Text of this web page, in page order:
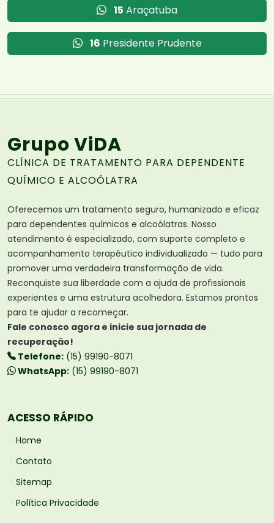
15 Araçatuba
16 Presidente Prudente
Grupo ViDA
CLÍNICA DE TRATAMENTO PARA DEPENDENTE
QUÍMICO E ALCOÓLATRA
Oferecemos um tratamento seguro, humanizado e eficaz
para dependentes químicos e alcoólatras. Nosso
atendimento é especializado, com suporte completo e
acompanhamento terapêutico individualizado — tudo para
promover uma verdadeira transformação de vida.
Reconquiste sua liberdade com a ajuda de profissionais
experientes e uma estrutura acolhedora. Estamos prontos
para te ajudar a recomeçar.
Fale conosco agora e inicie sua jornada de
recuperação!
Telefone: (15) 99190-8071
WhatsApp: (15) 99190-8071
ACESSO RÁPIDO
Home
Contato
Sitemap
Política Privacidade